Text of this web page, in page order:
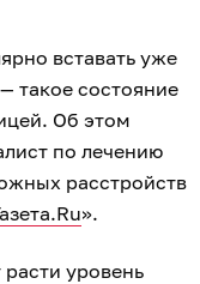
вставать уже
такое состояние
Об этом
по лечению
расстройств
».
уровень